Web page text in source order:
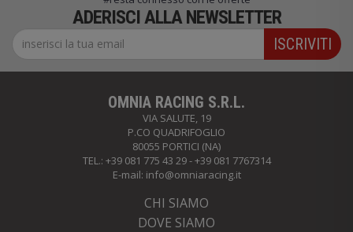
ADERISCI ALLA NEWSLETTER
ISCRIVITI
OMNIA RACING S.R.L.
VIA SALUTE, 19
P.CO QUADRIFOGLIO
80055 PORTICI (NA)
TEL.: +39 081 775 43 29 - +39 081 7767314
E-mail: info@omniaracing.it
CHI SIAMO
DOVE SIAMO